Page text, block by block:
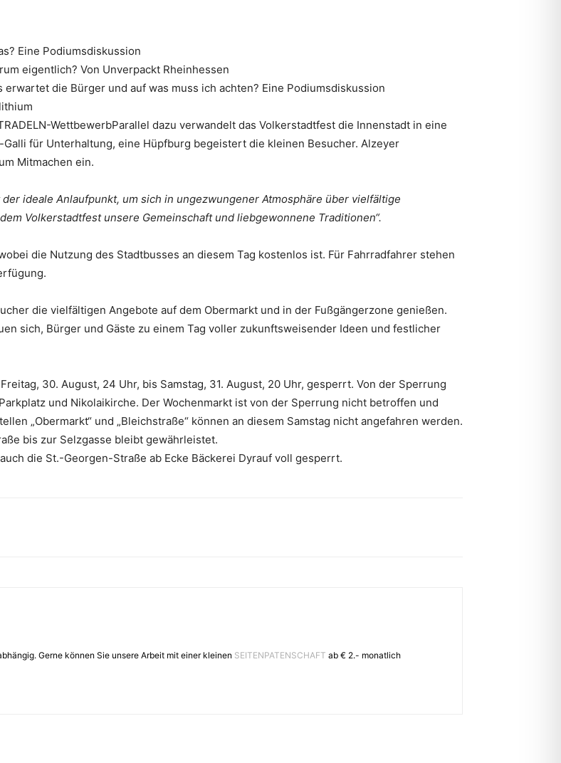
Eine Podiumsdiskussion
eigentlich? Von Unverpackt Rheinhessen
erwartet die Bürger und auf was muss ich achten? Eine Podiumsdiskussion
WettbewerbParallel dazu verwandelt das Volkerstadtfest die Innenstadt in eine
für Unterhaltung, eine Hüpfburg begeistert die kleinen Besucher. Alzeyer
Mitmachen ein.
ideale Anlaufpunkt, um sich in ungezwungener Atmosphäre über vielfältige
Volkerstadtfest unsere Gemeinschaft und liebgewonnene Traditionen“.
die Nutzung des Stadtbusses an diesem Tag kostenlos ist. Für Fahrradfahrer stehen
die vielfältigen Angebote auf dem Obermarkt und in der Fußgängerzone genießen.
sich, Bürger und Gäste zu einem Tag voller zukunftsweisender Ideen und festlicher
30. August, 24 Uhr, bis Samstag, 31. August, 20 Uhr, gesperrt. Von der Sperrung
und Nikolaikirche. Der Wochenmarkt ist von der Sperrung nicht betroffen und
„Obermarkt“ und „Bleichstraße“ können an diesem Samstag nicht angefahren werden.
bis zur Selzgasse bleibt gewährleistet.
die St.-Georgen-Straße ab Ecke Bäckerei Dyrauf voll gesperrt.
Gerne können Sie unsere Arbeit mit einer kleinen SEITENPATENSCHAFT ab € 2.- monatlich